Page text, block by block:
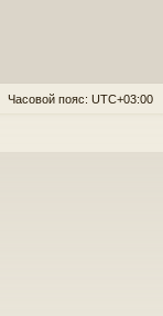
Часовой пояс: UTC+03:00